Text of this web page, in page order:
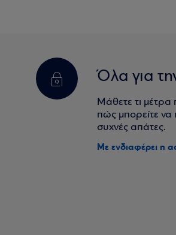
Όλα για
Μάθετε τι μέτρα
πώς μπορείτε να
συχνές απάτες.
Με ενδιαφέρει η